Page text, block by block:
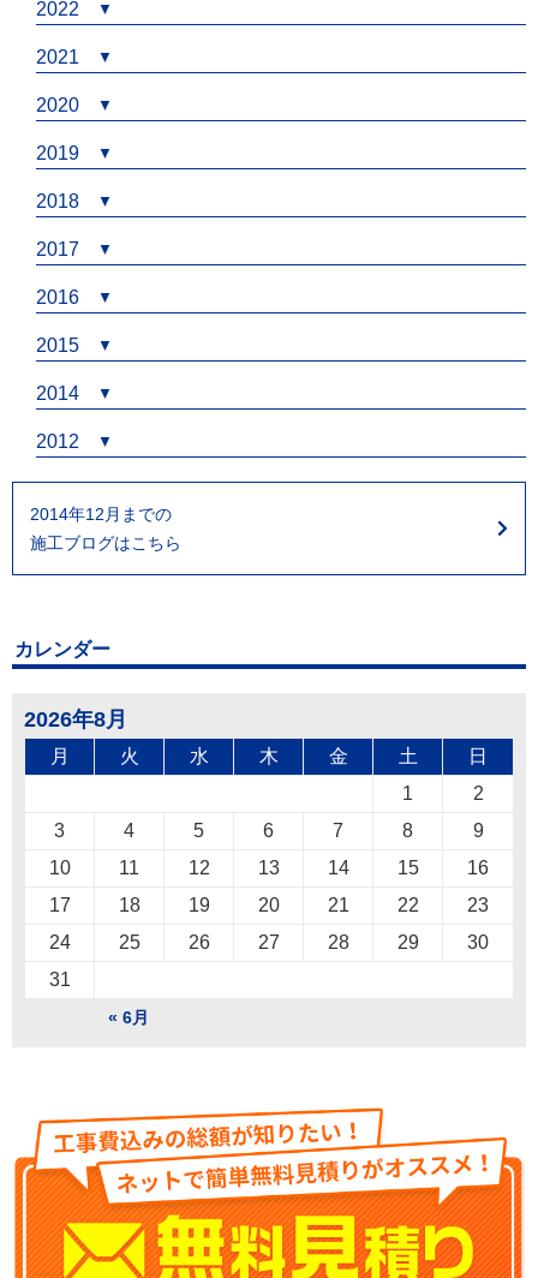
2022
2021
2020
2019
2018
2017
2016
2015
2014
2012
2014年12月までの
施工ブログはこちら
カレンダー
2026年8月
月 火 水 木 金 土 日
« 6月
1
2
3
4 5 6 7 8
9
10
11 12 13 14 15
16
17
18 19 20 21 22
23
24
25 26 27 28 29
30
31